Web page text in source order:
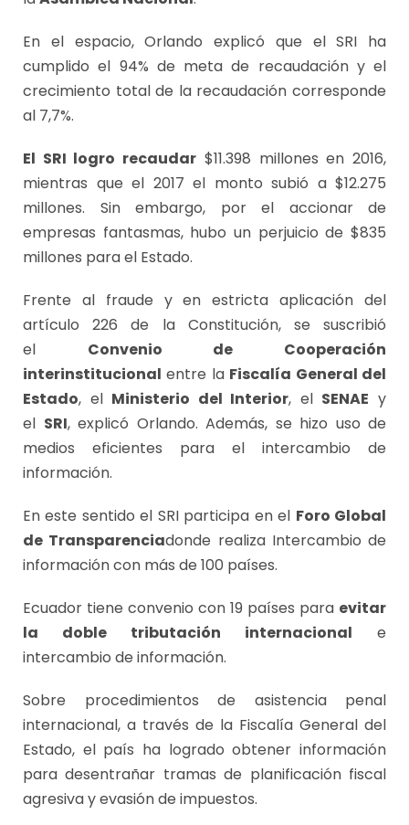
En el espacio, Orlando explicó que el SRI ha
cumplido el 94% de meta de recaudación y el
crecimiento total de la recaudación corresponde
al 7,7%.
El SRI logro recaudar $11.398 millones en 2016,
mientras que el 2017 el monto subió a $12.275
millones. Sin embargo, por el accionar de
empresas fantasmas, hubo un perjuicio de $835
millones para el Estado.
Frente al fraude y en estricta aplicación del
artículo 226 de la Constitución, se suscribió
el Convenio de Cooperación
interinstitucional entre la Fiscalía General del
Estado, el Ministerio del Interior, el SENAE y
el SRI, explicó Orlando. Además, se hizo uso de
medios eficientes para el intercambio de
información.
En este sentido el SRI participa en el Foro Global
de Transparenciadonde realiza Intercambio de
información con más de 100 países.
Ecuador tiene convenio con 19 países para evitar
la doble tributación internacional e
intercambio de información.
Sobre procedimientos de asistencia penal
internacional, a través de la Fiscalía General del
Estado, el país ha logrado obtener información
para desentrañar tramas de planificación fiscal
agresiva y evasión de impuestos.